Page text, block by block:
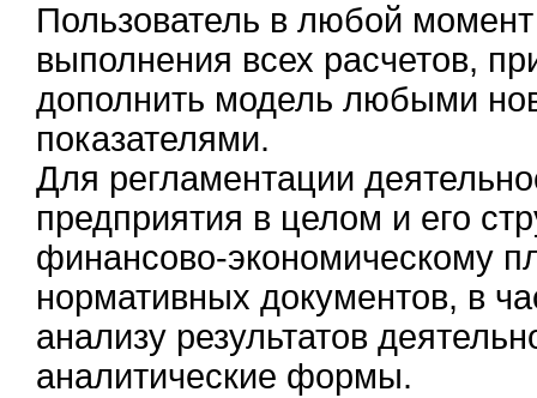
Пользователь в любой
выполнения всех расчетов,
дополнить модель любыми
показателями.
Для регламентации
предприятия в целом и его
финансово-экономическому
нормативных документов, в
анализу результатов
аналитические формы.